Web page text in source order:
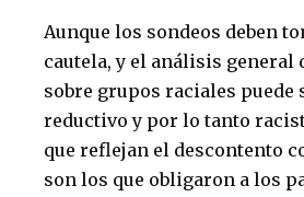
Aunque los sondeos deben
cautela, y el análisis general
sobre grupos raciales puede
reductivo y por lo tanto
que reflejan el descontento
son los que obligaron a los